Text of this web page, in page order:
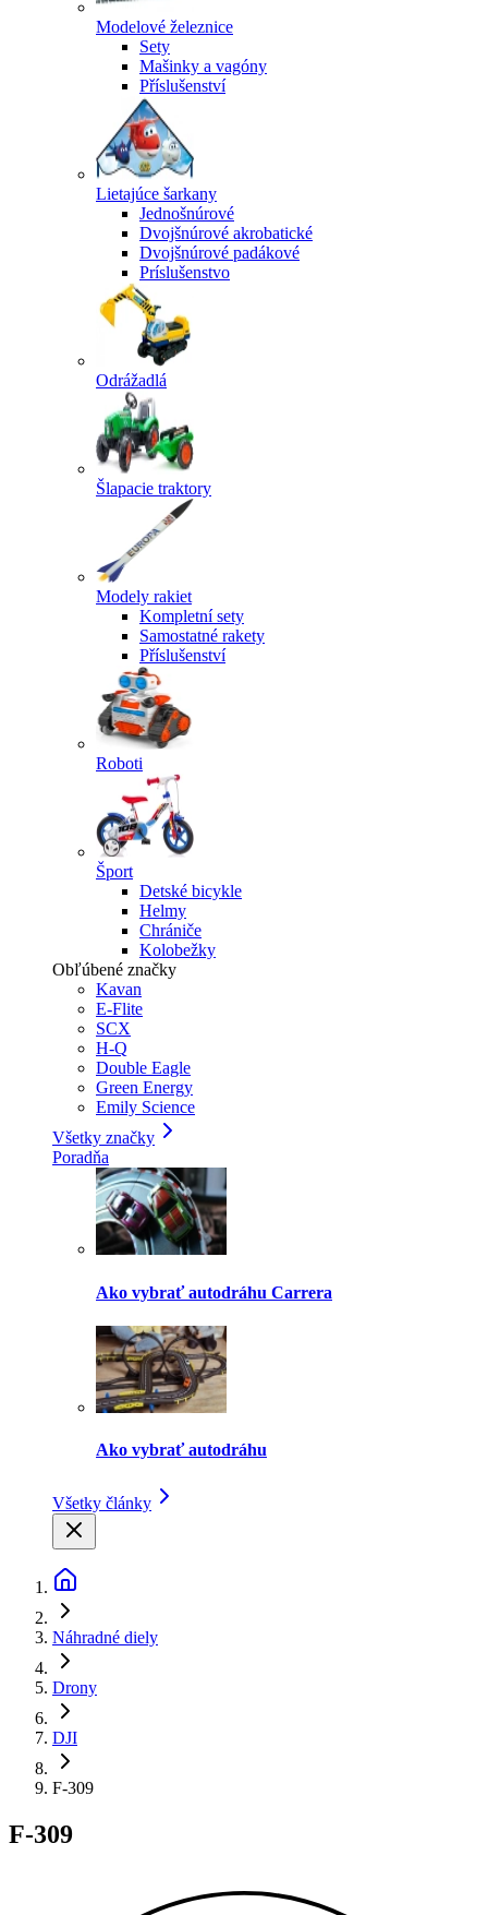
Modelové železnice
Sety
Mašinky a vagóny
Příslušenství
Lietajúce šarkany
Jednošnúrové
Dvojšnúrové akrobatické
Dvojšnúrové padákové
Príslušenstvo
Odrážadlá
Šlapacie traktory
Modely rakiet
Kompletní sety
Samostatné rakety
Příslušenství
Roboti
Šport
Detské bicykle
Helmy
Chrániče
Kolobežky
Obľúbené značky
Kavan
E-Flite
SCX
H-Q
Double Eagle
Green Energy
Emily Science
Všetky značky
Poradňa
Ako vybrať autodráhu Carrera
Ako vybrať autodráhu
Všetky články
Náhradné diely
Drony
DJI
F-309
F-309